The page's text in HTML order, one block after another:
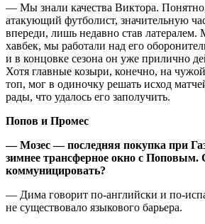
— Мы знали качества Виктора.
атакующий футболист, значительную
впереди, лишь недавно став
хавбек, мы работали над его
и в концовке сезона он уже прилично
Хотя главные козыри, конечно, на
топ, мог в одиночку решать исход
рады, что удалось его заполучить.
Попов и Промес
— Мозес — последняя покупка при
зимнее трансферное окно с Поповым.
коммуницировать?
— Дима говорит по-английски и по-
не существовало языкового барьера.